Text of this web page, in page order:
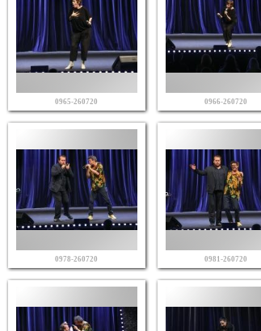
0965-260720 0966-260720
0978-260720 0981-260720